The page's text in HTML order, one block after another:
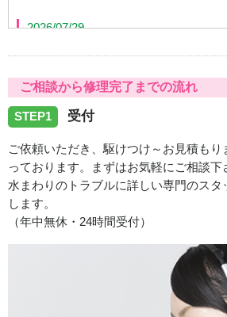
2026/07/29
した。
2026/07/29
香川県観音寺市吉岡町へトイレの水
致しました。
香川県木田郡三木町へ給湯器修理で
ご相談から修理完了までの流れ
STEP1 受付
ご依頼いただき、駆けつけ～お見積もり
っております。まずはお気軽にご相談下
水まわりのトラブルに詳しい専門のスタ
します。
（年中無休・24時間受付）